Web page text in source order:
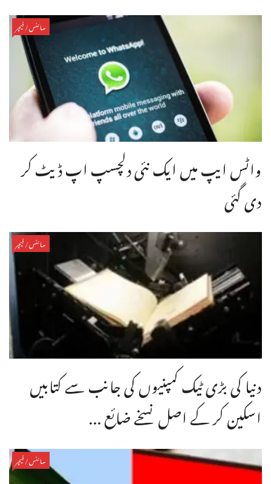
سائنس/فیچر
واٹس ایپ میں ایک نئی دلچسپ اپ ڈیٹ کر
دی گئی
سائنس/فیچر
دنیا کی بڑی ٹیک کمپنیوں کی جانب سے کتابیں
اسکین کر کے اصل نسخے ضائع ...
سائنس/فیچر